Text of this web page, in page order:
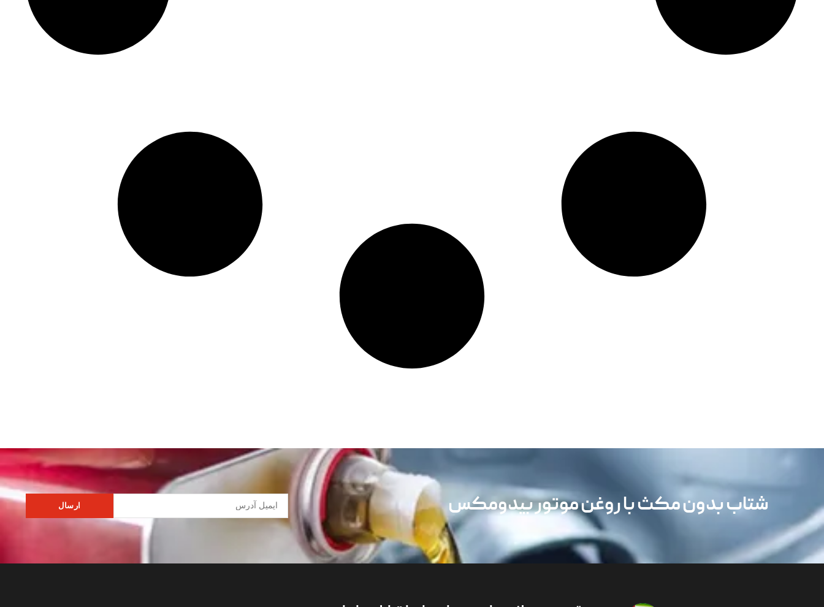
شتاب بدون مکث با روغن موتور بیدومکس ارسال